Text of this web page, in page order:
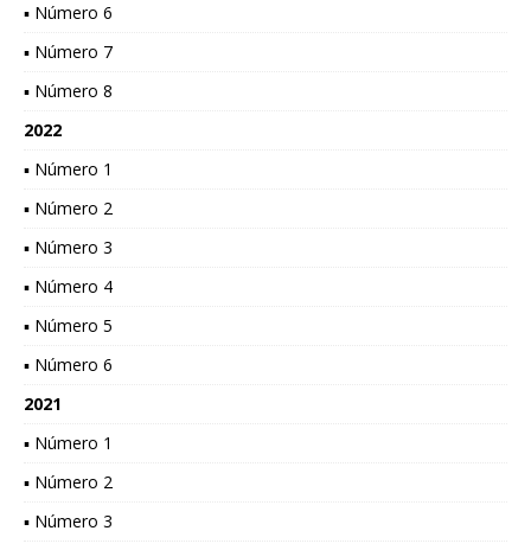
▪ Número 6
▪ Número 7
▪ Número 8
2022
▪ Número 1
▪ Número 2
▪ Número 3
▪ Número 4
▪ Número 5
▪ Número 6
2021
▪ Número 1
▪ Número 2
▪ Número 3